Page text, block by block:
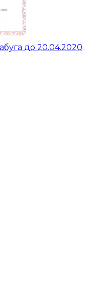
до 20.04.2020